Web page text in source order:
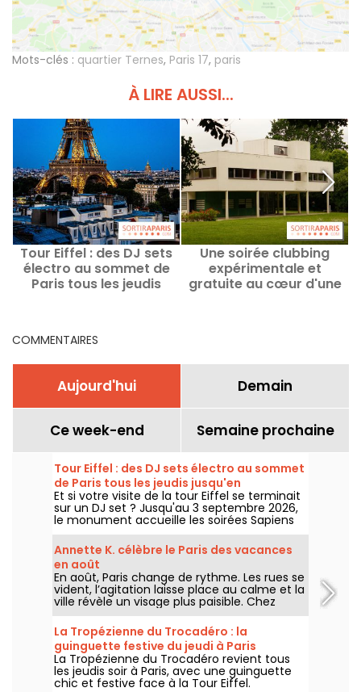
Mots-clés : quartier Ternes, Paris 17, paris
À LIRE AUSSI...
Tour Eiffel : des DJ sets
électro au sommet de
Paris tous les jeudis
Une soirée clubbing
expérimentale et
gratuite au cœur d'une
COMMENTAIRES
Aujourd'hui Demain
Ce week-end Semaine prochaine
Tour Eiffel : des DJ sets électro au sommet
de Paris tous les jeudis jusqu'en
septembre
Et si votre visite de la tour Eiffel se terminait
sur un DJ set ? Jusqu'au 3 septembre 2026,
le monument accueille les soirées Sapiens
Tower avec Agoria et plusieurs artistes de la
scène électro, chaque jeudi au premier
étage.
Annette K. célèbre le Paris des vacances
en août
En août, Paris change de rythme. Les rues se
vident, l’agitation laisse place au calme et la
ville révèle un visage plus paisible. Chez
Annette K., on profite de cette parenthèse
unique pour prolonger l’esprit des vacances,
les pieds presque dans l’eau, avant le retour
à la rentrée.
La Tropézienne du Trocadéro : la
guinguette festive du jeudi à Paris
La Tropézienne du Trocadéro revient tous
les jeudis soir à Paris, avec une guinguette
chic et festive face à la Tour Eiffel.